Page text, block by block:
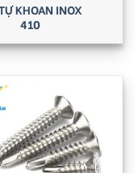
KHOAN INOX
410